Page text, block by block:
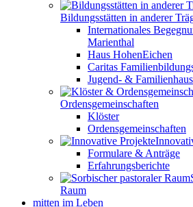
Bildungsstätten in anderer
Internationales
Marienthal
Haus HohenEichen
Caritas
Jugend- &
Ordensgemeinschaften
Klöster
Ordensgemeinschaften
Formulare & Anträge
Erfahrungsberichte
Raum
mitten im Leben